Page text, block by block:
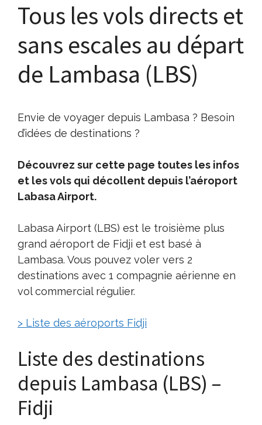
Tous les vols directs et
sans escales au départ
de Lambasa (LBS)
Envie de voyager depuis Lambasa ? Besoin
d’idées de destinations ?
Découvrez sur cette page toutes les infos
et les vols qui décollent depuis l’aéroport
Labasa Airport.
Labasa Airport (LBS) est le troisième plus
grand aéroport de Fidji et est basé à
Lambasa. Vous pouvez voler vers 2
destinations avec 1 compagnie aérienne en
vol commercial régulier.
> Liste des aéroports Fidji
Liste des destinations
depuis Lambasa (LBS) –
Fidji